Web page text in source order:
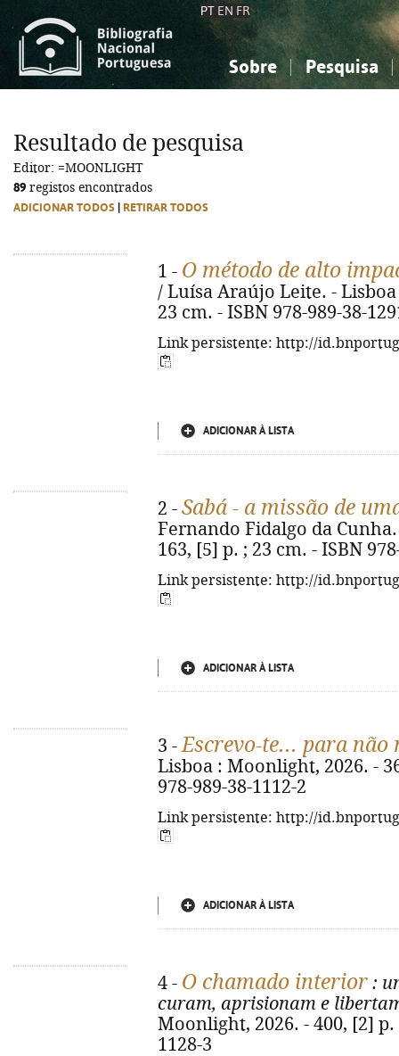
PT EN FR
Sobre Pesquisa
Ciências sociais...
Ciências sociais...
Resultado de pesquisa
Editor: =MOONLIGHT
89 registos encontrados
ADICIONAR TODOS RETIRAR TODOS
1 - O método de alto
/ Luísa Araújo Leite. -
23 cm. - ISBN 978-989-38-
Link persistente: http://
ADICIONAR À LISTA
2 - Sabá - a missão de
Fernando Fidalgo da
163, [5] p. ; 23 cm. - ISBN
Link persistente: http://
ADICIONAR À LISTA
3 -Escrevo-te... para não
Lisboa : Moonlight, 2026. -
978-989-38-1112-2
Link persistente: http://
ADICIONAR À LISTA
4 - O chamado interior :
curam, aprisionam e
Moonlight, 2026. - 400, [2] p.
1128-3